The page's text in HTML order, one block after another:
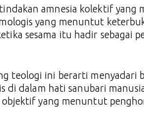
amnesia kolektif yang
yang menuntut
sesama itu hadir sebagai
teologi ini berarti menyadari
di dalam hati sanubari
yang menuntut